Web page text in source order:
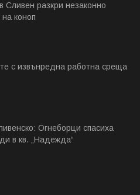
Сливен разкри незаконно
коноп
с извънредна работна среща
Огнеборци спасиха
в кв. „Надежда“